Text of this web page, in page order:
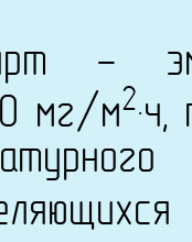
-
мг/м2